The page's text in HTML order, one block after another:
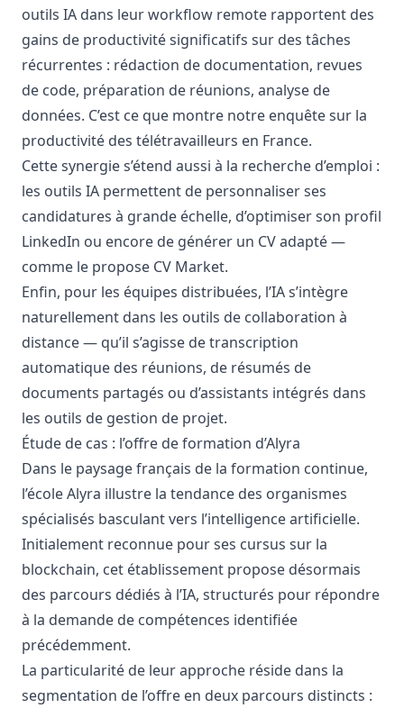
outils IA dans leur workflow remote rapportent des
gains de productivité significatifs sur des tâches
récurrentes : rédaction de documentation, revues
de code, préparation de réunions, analyse de
données. C’est ce que montre notre enquête sur la
productivité des télétravailleurs en France.
Cette synergie s’étend aussi à la recherche d’emploi :
les outils IA permettent de personnaliser ses
candidatures à grande échelle, d’optimiser son profil
LinkedIn ou encore de générer un CV adapté —
comme le propose CV Market.
Enfin, pour les équipes distribuées, l’IA s’intègre
naturellement dans les outils de collaboration à
distance— qu’il s’agisse de transcription
automatique des réunions, de résumés de
documents partagés ou d’assistants intégrés dans
les outils de gestion de projet.
Étude de cas : l’offre de formation d’Alyra
Dans le paysage français de la formation continue,
l’école Alyra illustre la tendance des organismes
spécialisés basculant vers l’intelligence artificielle.
Initialement reconnue pour ses cursus sur la
blockchain, cet établissement propose désormais
des parcours dédiés à l’IA, structurés pour répondre
à la demande de compétences identifiée
précédemment.
La particularité de leur approche réside dans la
segmentation de l’offre en deux parcours distincts :